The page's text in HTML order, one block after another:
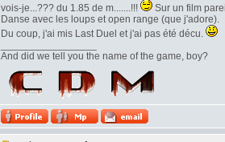
vois-je...??? du 1.85 de m.......!!!
Sur un film
Danse avec les loups et open range (que j'adore).
Du coup, j'ai mis Last Duel et j'ai pas été décu.
And did we tell you the name of the game, boy?